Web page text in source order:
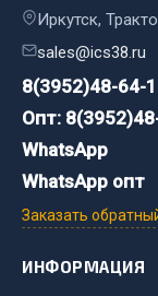
Кабина
Оперение кабины
Весь раздел
Запчасти
Подвеска
Иркутск,
sales@ics38.ru
8(3952)48-64-
Опт:
WhatsApp
WhatsApp опт
Заказать
ИНФОРМАЦИЯ